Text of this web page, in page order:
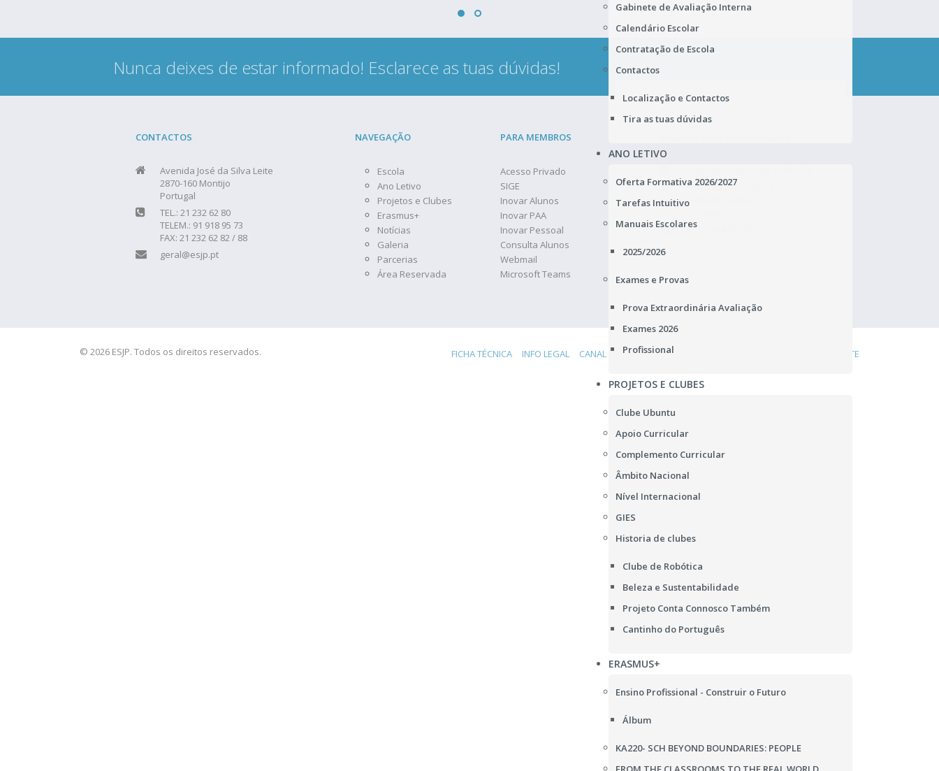
Gabinete de Avaliação Interna
Calendário Escolar
Contratação de Escola
Contactos
Localização e Contactos
Tira as tuas dúvidas
ANO LETIVO
Oferta Formativa 2026/2027
Tarefas Intuitivo
Manuais Escolares
2025/2026
Exames e Provas
Prova Extraordinária Avaliação
Exames 2026
Profissional
PROJETOS E CLUBES
Clube Ubuntu
Apoio Curricular
Complemento Curricular
Âmbito Nacional
Nível Internacional
GIES
Historia de clubes
Clube de Robótica
Beleza e Sustentabilidade
Projeto Conta Connosco Também
Cantinho do Português
ERASMUS+
Ensino Profissional - Construir o Futuro
Álbum
KA220- SCH BEYOND BOUNDARIES: PEOPLE
Nunca deixes de estar informado! Esclarece as tuas dúvidas!
CONTACTOS
Avenida José da Silva Leite
2870-160 Montijo
Portugal
TEL.: 21 232 62 80
TELEM.: 91 918 95 73
FAX: 21 232 62 82 / 88
geral@esjp.pt
NAVEGAÇÃO
Escola
Ano Letivo
Projetos e Clubes
Erasmus+
Notícias
Galeria
Parcerias
Área Reservada
PARA MEMBROS
Acesso Privado
SIGE
Inovar Alunos
Inovar PAA
Inovar Pessoal
Consulta Alunos
Webmail
Microsoft Teams
Praça de Alvalade 12
1749-070 Lisboa
TEL.: 218 433 900
© 2026 ESJP. Todos os direitos reservados. FICHA TÉCNICA INFO LEGAL CANAL DE DENÚNCIA MAPA DO SITE